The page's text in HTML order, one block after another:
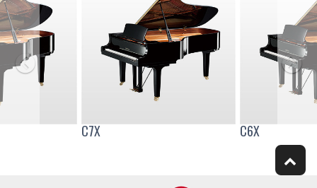
C7X C6X